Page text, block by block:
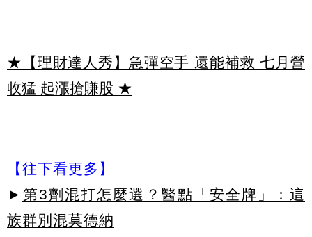
★【理財達人秀】急彈空手 還能補救 七月營
收猛 起漲搶賺股 ★
【往下看更多】
► 第3劑混打怎麼選？醫點「安全牌」：這
族群別混莫德納